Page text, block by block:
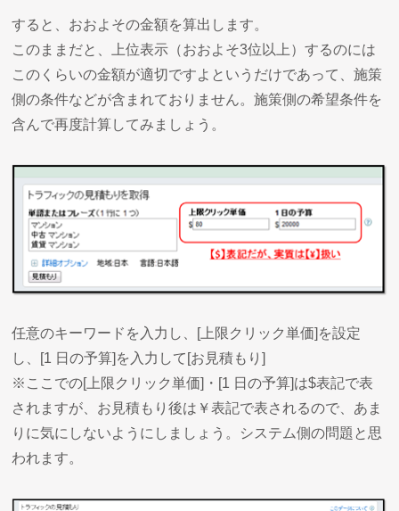
すると、おおよその金額を算出します。
このままだと、上位表示（おおよそ3位以上）するのには
このくらいの金額が適切ですよというだけであって、施策
側の条件などが含まれておりません。施策側の希望条件を
含んで再度計算してみましょう。
任意のキーワードを入力し、[上限クリック単価]を設定
し、[1 日の予算]を入力して[お見積もり]
※ここでの[上限クリック単価]・[1 日の予算]は$表記で表
されますが、お見積もり後は￥表記で表されるので、あま
りに気にしないようにしましょう。システム側の問題と思
われます。